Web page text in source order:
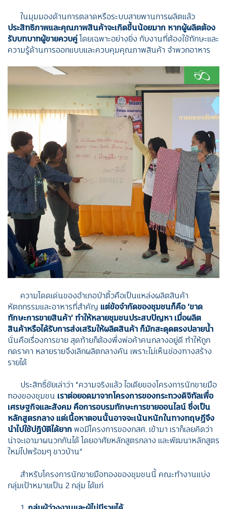
ในมุมมองด้านการตลาดหรือระบบสายพานการผลิตแล้ว
ประสิทธิภาพและคุณภาพสินค้าจะเกิดขึ้นน้อยมาก หากผู้ผลิตต้อง
รับบทบาทผู้ขายควบคู่โดยเฉพาะอย่างยิ่ง กับงานที่ต้องใช้ทักษะและ
ความรู้ด้านการออกแบบและควบคุมคุณภาพสินค้า จำพวกอาหาร
ความโดดเด่นของอำเภอป่าติ้วคือเป็นแหล่งผลิตสินค้า
หัตถกรรมและอาหารที่สำคัญ แต่ข้อจำกัดของชุมชนก็คือ ‘ขาด
ทักษะการขายสินค้า’ ทำให้หลายชุมชนประสบปัญหา เมื่อผลิต
สินค้าหรือได้รับการส่งเสริมให้ผลิตสินค้า ก็มักสะดุดตรงปลายน้ำ
นั่นคือเรื่องการขาย สุดท้ายก็ต้องพึ่งพ่อค้าคนกลางอยู่ดี ทำให้ถูก
กดราคา หลายรายจึงเลิกผลิตกลางคัน เพราะไม่เห็นช่องทางสร้าง
รายได้
ประสิทธิ์ชัยเล่าว่า “ความจริงแล้ว ไอเดียของโครงการนักขายมือ
ทองของชุมชน เราต่อยอดมาจากโครงการของกระทวงดิจิทัลเพื่อ
เศรษฐกิจและสังคม คือการอบรมทักษะการขายออนไลน์ ซึ่งเป็น
หลักสูตรกลาง แต่เนื้อหาตอนนั้นอาจจะเน้นหนักในทางทฤษฎีจึง
นำไปใช้ปฏิบัติได้ยากพอมีโครงการของกสศ. เข้ามา เราก็เลยคิดว่า
น่าจะเอามาผนวกกันได้ โดยอาศัยหลักสูตรกลาง และพัฒนาหลักสูตร
ใหม่ไปพร้อมๆ ชาวบ้าน”
สำหรับโครงการนักขายมือทองของชุมชนนี้ คณะทำงานแบ่ง
กลุ่มเป้าหมายเป็น 2 กลุ่ม ได้แก่